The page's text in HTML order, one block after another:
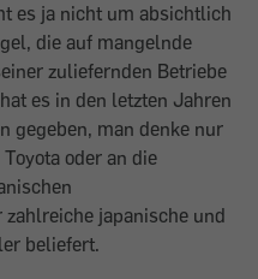
es ja nicht um absichtlich
die auf mangelnde
zuliefernden Betriebe
es in den letzten Jahren
gegeben, man denke nur
oder an die
japanische und
beliefert.